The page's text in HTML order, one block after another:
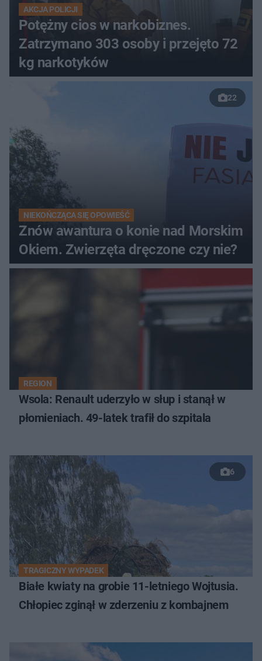
AKCJA POLICJI
Potężny cios w narkobiznes.
Zatrzymano 303 osoby i przejęto 72
kg narkotyków
22
NIEKOŃCZĄCA SIĘ OPOWIEŚĆ
Znów awantura o konie nad Morskim
Okiem. Zwierzęta dręczone czy nie?
REGION
Wsola: Renault uderzyło w słup i stanął w
płomieniach. 49-latek trafił do szpitala
6
TRAGICZNY WYPADEK
Białe kwiaty na grobie 11-letniego Wojtusia.
Chłopiec zginął w zderzeniu z kombajnem